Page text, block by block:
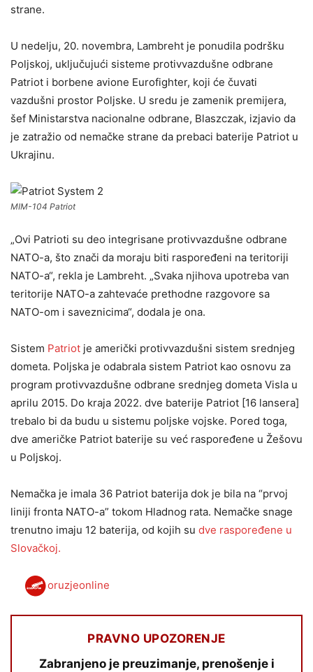
strane.
U nedelju, 20. novembra, Lambreht je ponudila podršku
Poljskoj, uključujući sisteme protivvazdušne odbrane
Patriot i borbene avione Eurofighter, koji će čuvati
vazdušni prostor Poljske. U sredu je zamenik premijera,
šef Ministarstva nacionalne odbrane, Blaszczak, izjavio da
je zatražio od nemačke strane da prebaci baterije Patriot u
Ukrajinu.
MIM-104 Patriot
„Ovi Patrioti su deo integrisane protivvazdušne odbrane
NATO-a, što znači da moraju biti raspoređeni na teritoriji
NATO-a“, rekla je Lambreht. „Svaka njihova upotreba van
teritorije NATO-a zahtevaće prethodne razgovore sa
NATO-om i saveznicima“, dodala je ona.
Sistem Patriot je američki protivvazdušni sistem srednjeg
dometa. Poljska je odabrala sistem Patriot kao osnovu za
program protivvazdušne odbrane srednjeg dometa Visla u
aprilu 2015. Do kraja 2022. dve baterije Patriot [16 lansera]
trebalo bi da budu u sistemu poljske vojske. Pored toga,
dve američke Patriot baterije su već raspoređene u Žešovu
u Poljskoj.
Nemačka je imala 36 Patriot baterija dok je bila na “prvoj
liniji fronta NATO-a” tokom Hladnog rata. Nemačke snage
trenutno imaju 12 baterija, od kojih su dve raspoređene u
Slovačkoj.
oruzjeonline
PRAVNO UPOZORENJE
Zabranjeno je preuzimanje, prenošenje i